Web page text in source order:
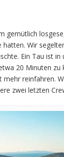
gemütlich
Wir
Ein Tau ist
20 Minuten zu
reinfahren.
zwei letzten